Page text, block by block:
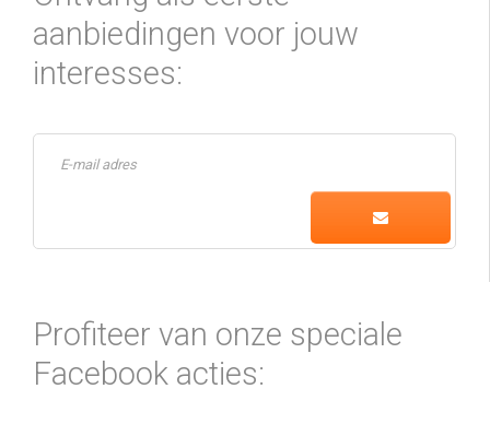
aanbiedingen voor jouw
interesses:
Profiteer van onze speciale
Facebook acties: